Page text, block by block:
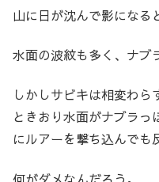
山に日が沈んで影になる
水面の波紋も多く、ナブ
しかしサビキは相変わら
ときおり水面がナブラっ
にルアーを撃ち込んでも